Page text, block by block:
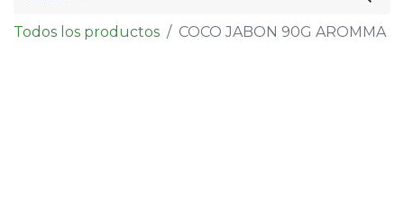
Todos los productos COCO JABON 90G AROMMA